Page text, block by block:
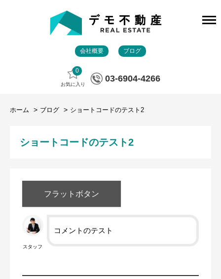
会社概要 ブログ
0
お気に入り
03-6904-4266
ホーム ブログ ショートコードのテスト2
ショートコードのテスト2
フラットボタン
スタッフ
コメントのテスト